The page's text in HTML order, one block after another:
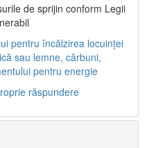
de sprijin conform Legii
pentru încălzirea locuinței
sau lemne, cărbuni,
pentru energie
răspundere